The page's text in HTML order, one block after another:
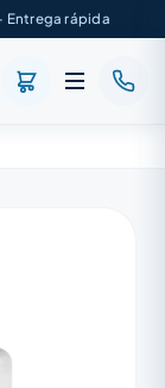
Entrega rápida